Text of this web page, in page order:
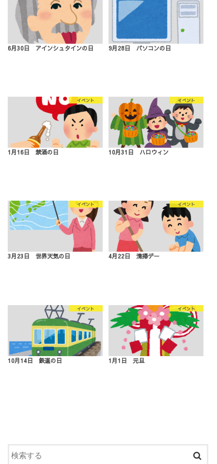
6月30日 アインシュタインの日 9月28日 パソコンの日
イベント
1月16日 禁酒の日
イベント
10月31日 ハロウィン
イベント
3月23日 世界天気の日
イベント
4月22日 清掃デー
イベント
10月14日 鉄道の日
イベント
1月1日 元旦